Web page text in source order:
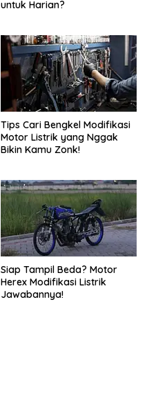
untuk Harian?
Tips Cari Bengkel Modifikasi
Motor Listrik yang Nggak
Bikin Kamu Zonk!
Siap Tampil Beda? Motor
Herex Modifikasi Listrik
Jawabannya!